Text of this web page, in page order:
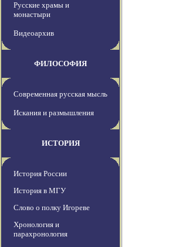
Русские храмы и
монастыри
Видеоархив
ФИЛОСОФИЯ
Современная русская мысль
Искания и размышления
ИСТОРИЯ
История России
История в МГУ
Слово о полку Игореве
Хронология и
парахронология